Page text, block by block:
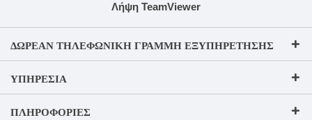
Λήψη TeamViewer
ΔΩΡΕΆΝ ΤΗΛΕΦΩΝΙΚΉ ΓΡΑΜΜΉ ΕΞΥΠΗΡΈΤΗΣΗΣ
ΥΠΗΡΕΣΊΑ
ΠΛΗΡΟΦΟΡΊΕΣ